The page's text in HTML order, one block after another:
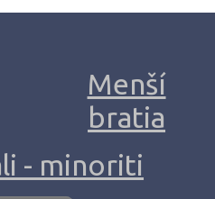
Menší
bratia
- minoriti